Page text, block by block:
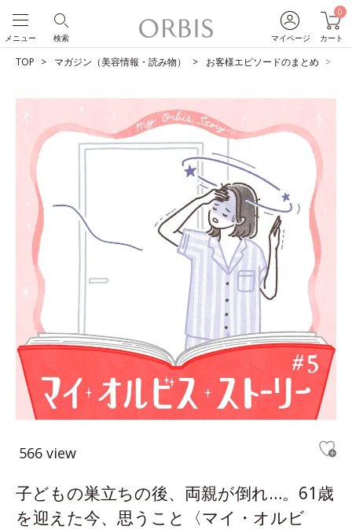
マイページ
0
カート
検索
メニュー
TOP マガジン（美容情報・読み物） お客様エピソードのまとめ
566 view
子どもの巣立ちの後、両親が倒れ…。61歳
を迎えた今、思うこと〈マイ・オルビ